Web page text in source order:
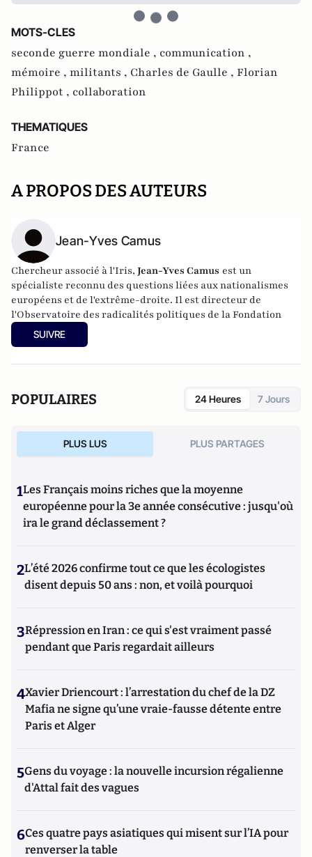
MOTS-CLES
seconde guerre mondiale , communication ,
mémoire , militants , Charles de Gaulle , Florian
Philippot , collaboration
THEMATIQUES
France
A PROPOS DES AUTEURS
Jean-Yves Camus
Chercheur associé à l'Iris, Jean-Yves Camus est un
spécialiste reconnu des questions liées aux nationalismes
européens et de l'extrême-droite. Il est directeur de
l'Observatoire des radicalités politiques de la Fondation
Jean-Jaurès
et senior fellow au Centre for the Analysis of
the Radical Right (CARR)
SUIVRE
POPULAIRES 24 Heures 7 Jours
PLUS LUS PLUS PARTAGES
1Les Français moins riches que la moyenne
européenne pour la 3e année consécutive : jusqu'où
ira le grand déclassement ?
2L’été 2026 confirme tout ce que les écologistes
disent depuis 50 ans : non, et voilà pourquoi
3Répression en Iran : ce qui s'est vraiment passé
pendant que Paris regardait ailleurs
4Xavier Driencourt : l’arrestation du chef de la DZ
Mafia ne signe qu’une vraie-fausse détente entre
Paris et Alger
5Gens du voyage : la nouvelle incursion régalienne
d'Attal fait des vagues
6Ces quatre pays asiatiques qui misent sur l’IA pour
renverser la table